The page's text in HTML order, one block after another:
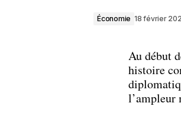
Économie 18 février
Au début
histoire
l’ampleur